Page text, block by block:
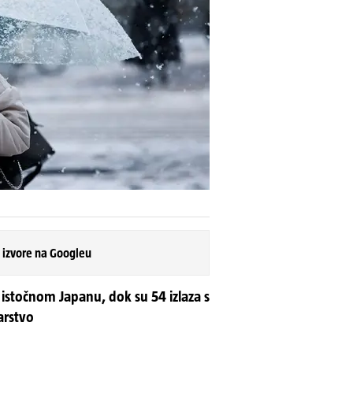
na Googleu
Japanu, dok su 54 izlaza s